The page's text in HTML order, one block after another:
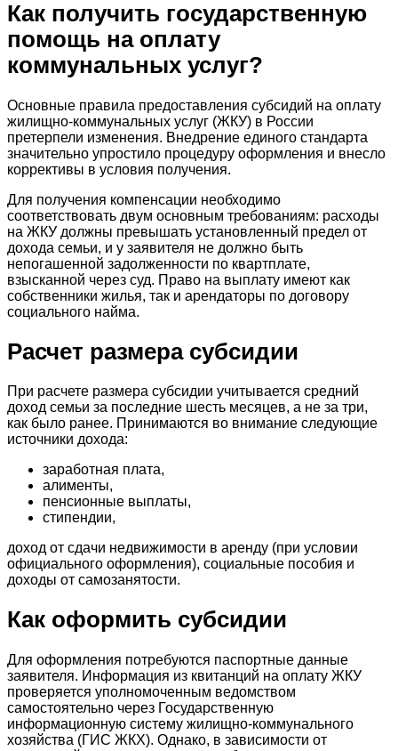
Как получить государственную
помощь на оплату
коммунальных услуг?
Основные правила предоставления субсидий на оплату
жилищно-коммунальных услуг (ЖКУ) в России
претерпели изменения. Внедрение единого стандарта
значительно упростило процедуру оформления и внесло
коррективы в условия получения.
Для получения компенсации необходимо
соответствовать двум основным требованиям: расходы
на ЖКУ должны превышать установленный предел от
дохода семьи, и у заявителя не должно быть
непогашенной задолженности по квартплате,
взысканной через суд. Право на выплату имеют как
собственники жилья, так и арендаторы по договору
социального найма.
Расчет размера субсидии
При расчете размера субсидии учитывается средний
доход семьи за последние шесть месяцев, а не за три,
как было ранее. Принимаются во внимание следующие
источники дохода:
заработная плата,
алименты,
пенсионные выплаты,
стипендии,
доход от сдачи недвижимости в аренду (при условии
официального оформления), социальные пособия и
доходы от самозанятости.
Как оформить субсидии
Для оформления потребуются паспортные данные
заявителя. Информация из квитанций на оплату ЖКУ
проверяется уполномоченным ведомством
самостоятельно через Государственную
информационную систему жилищно-коммунального
хозяйства (ГИС ЖКХ). Однако, в зависимости от